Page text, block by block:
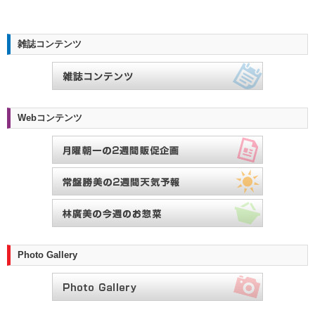
雑誌コンテンツ
Webコンテンツ
Photo Gallery